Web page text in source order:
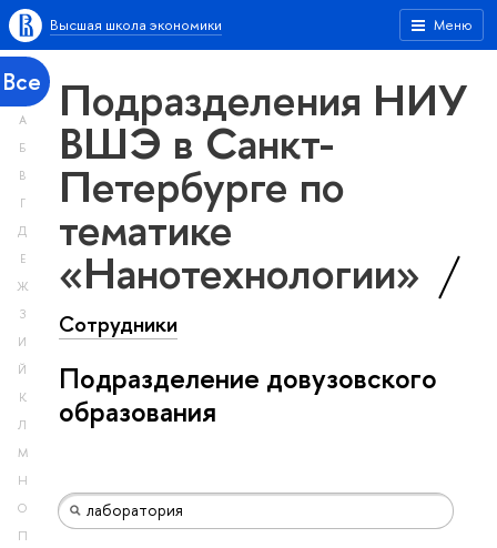
Меню
Высшая школа экономики
Все
А
Б
В
Г
Д
Е
Ж
З
И
Й
К
Л
М
Н
О
П
Подразделения НИУ
ВШЭ в Санкт-
Петербурге по
тематике
«Нанотехнологии»
Сотрудники
Подразделение довузовского
образования